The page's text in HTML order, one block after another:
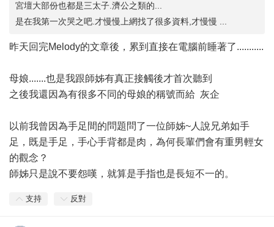
宮壇大部份也都是三太子.濟公之類的...
是在我第一次哭之吧.才慢慢上網找了很多資料,才慢慢 ...
昨天回完Melody的文章後，累到直接在電腦前睡著了...........
母娘.......也是我跟師姊有真正接觸後才首次聽到
之後我還因為有很多不同的母娘的稱號而給 灰企
以前我曾因為手足間的問題問了一位師姊~人說兄弟如手
足，既是手足，手心手背都是肉，為何長輩們會有重男輕女
的觀念？
師姊只是說不要怨嘆，就算是手指也是長短不一的。
支持 反對